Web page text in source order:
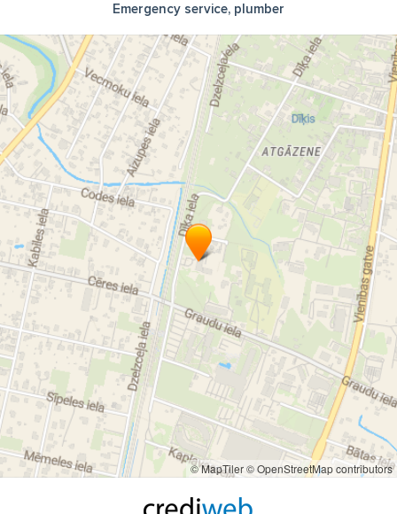
Emergency service, plumber
© MapTiler© OpenStreetMap contributors